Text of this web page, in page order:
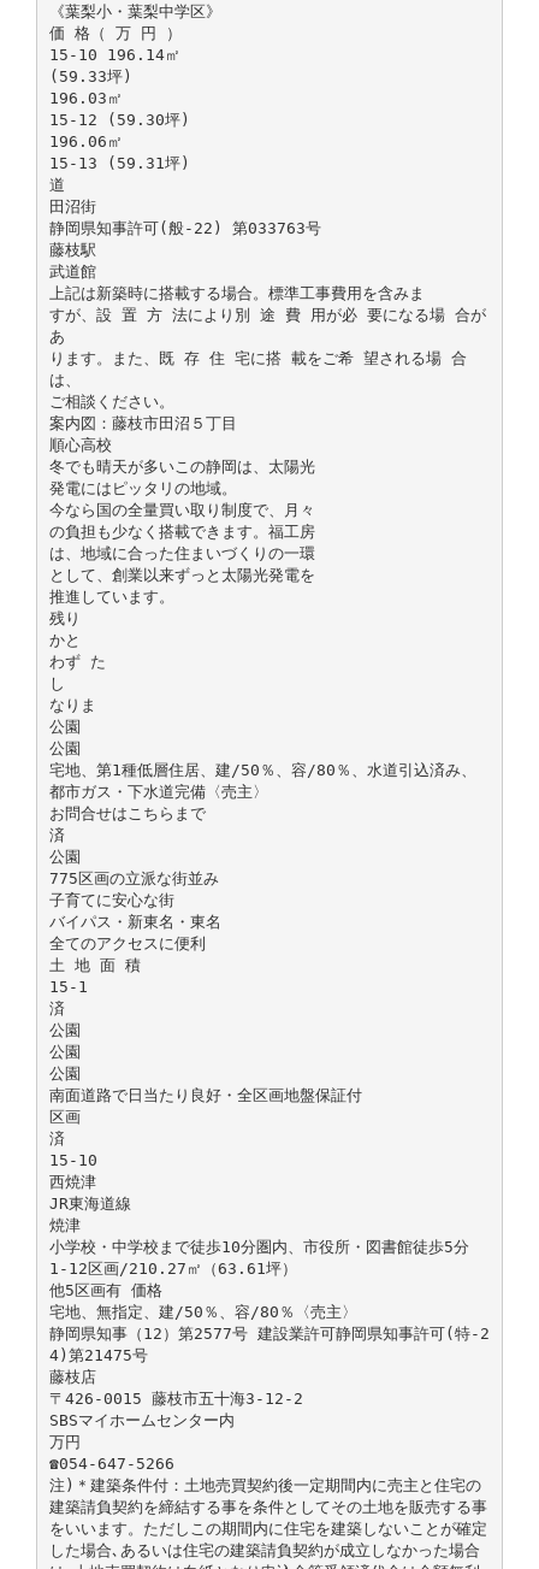
《葉梨小・葉梨中学区》
価 格（ 万 円 ）
15-10 196.14㎡
(59.33坪)
196.03㎡
15-12 (59.30坪)
196.06㎡
15-13 (59.31坪)
道
田沼街
静岡県知事許可(般-22) 第033763号
藤枝駅
武道館
上記は新築時に搭載する場合。標準工事費用を含みま
すが、設 置 方 法により別 途 費 用が必 要になる場 合が
あ
ります。また、既 存 住 宅に搭 載をご希 望される場 合
は、
ご相談ください。
案内図：藤枝市田沼５丁目
順心高校
冬でも晴天が多いこの静岡は、太陽光
発電にはピッタリの地域。
今なら国の全量買い取り制度で、月々
の負担も少なく搭載できます。福工房
は、地域に合った住まいづくりの一環
として、創業以来ずっと太陽光発電を
推進しています。
残り
かと
わず た
し
なりま
公園
公園
宅地、第1種低層住居、建/50％、容/80％、水道引込済み、
都市ガス・下水道完備〈売主〉
お問合せはこちらまで
済
公園
775区画の立派な街並み
子育てに安心な街
バイパス・新東名・東名
全てのアクセスに便利
土 地 面 積
15-1
済
公園
公園
公園
南面道路で日当たり良好・全区画地盤保証付
区画
済
15-10
西焼津
JR東海道線
焼津
小学校・中学校まで徒歩10分圏内、市役所・図書館徒歩5分
1-12区画/210.27㎡（63.61坪）
他5区画有 価格
宅地、無指定、建/50％、容/80％〈売主〉
静岡県知事（12）第2577号 建設業許可静岡県知事許可(特-2
4)第21475号
藤枝店
〒426-0015 藤枝市五十海3-12-2
SBSマイホームセンター内
万円
☎054-647-5266
注)＊建築条件付：土地売買契約後一定期間内に売主と住宅の
建築請負契約を締結する事を条件としてその土地を販売する事
をいいます。ただしこの期間内に住宅を建築しないことが確定
した場合､あるいは住宅の建築請負契約が成立しなかった場合